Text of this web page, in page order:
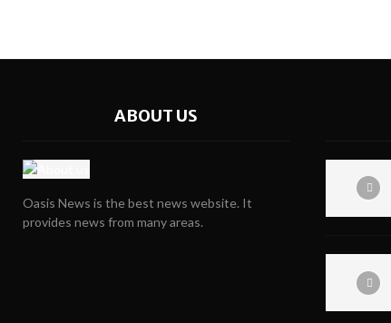
ABOUT US
Oasis News is the best news website. It
provides news from many areas.